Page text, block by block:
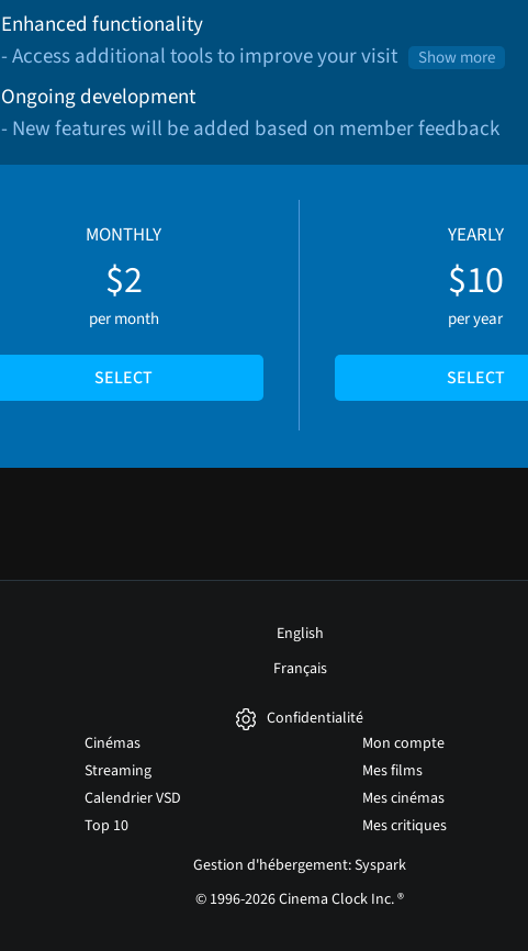
Enhanced functionality
- Access additional tools to improve your visit
Show more
Ongoing development
- New features will be added based on member feedback
MONTHLY
$2
per month
SELECT
YEARLY
$10
per year
SELECT
English
Français
Confidentialité
Cinémas
Streaming
Calendrier VSD
Top 10
Mon compte
Mes films
Mes cinémas
Mes critiques
Gestion d'hébergement: Syspark
© 1996-2026 Cinema Clock Inc. ®